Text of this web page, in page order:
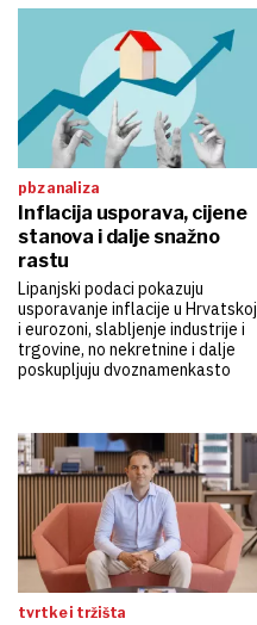
pbz analiza
Inflacija usporava, cijene
stanova i dalje snažno
rastu
Lipanjski podaci pokazuju
usporavanje inflacije u Hrvatskoj
i eurozoni, slabljenje industrije i
trgovine, no nekretnine i dalje
poskupljuju dvoznamenkasto
tvrtke i tržišta